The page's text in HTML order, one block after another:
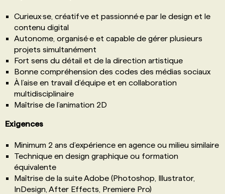
Curieux·se, créatif·ve et passionné·e par le design et le
contenu digital
Autonome, organisé·e et capable de gérer plusieurs
projets simultanément
Fort sens du détail et de la direction artistique
Bonne compréhension des codes des médias sociaux
À l’aise en travail d’équipe et en collaboration
multidisciplinaire
Maîtrise de l’animation 2D
Exigences
Minimum 2 ans d’expérience en agence ou milieu similaire
Technique en design graphique ou formation
équivalente
Maîtrise de la suite Adobe (Photoshop, Illustrator,
InDesign, After Effects, Premiere Pro)